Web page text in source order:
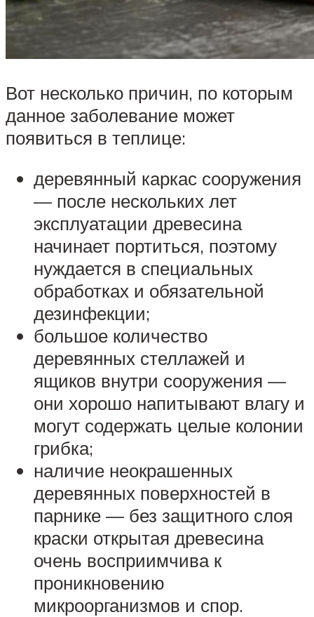
Вот несколько причин, по которым
данное заболевание может
появиться в теплице:
деревянный каркас сооружения
— после нескольких лет
эксплуатации древесина
начинает портиться, поэтому
нуждается в специальных
обработках и обязательной
дезинфекции;
большое количество
деревянных стеллажей и
ящиков внутри сооружения —
они хорошо напитывают влагу и
могут содержать целые колонии
грибка;
наличие неокрашенных
деревянных поверхностей в
парнике — без защитного слоя
краски открытая древесина
очень восприимчива к
проникновению
микроорганизмов и спор.